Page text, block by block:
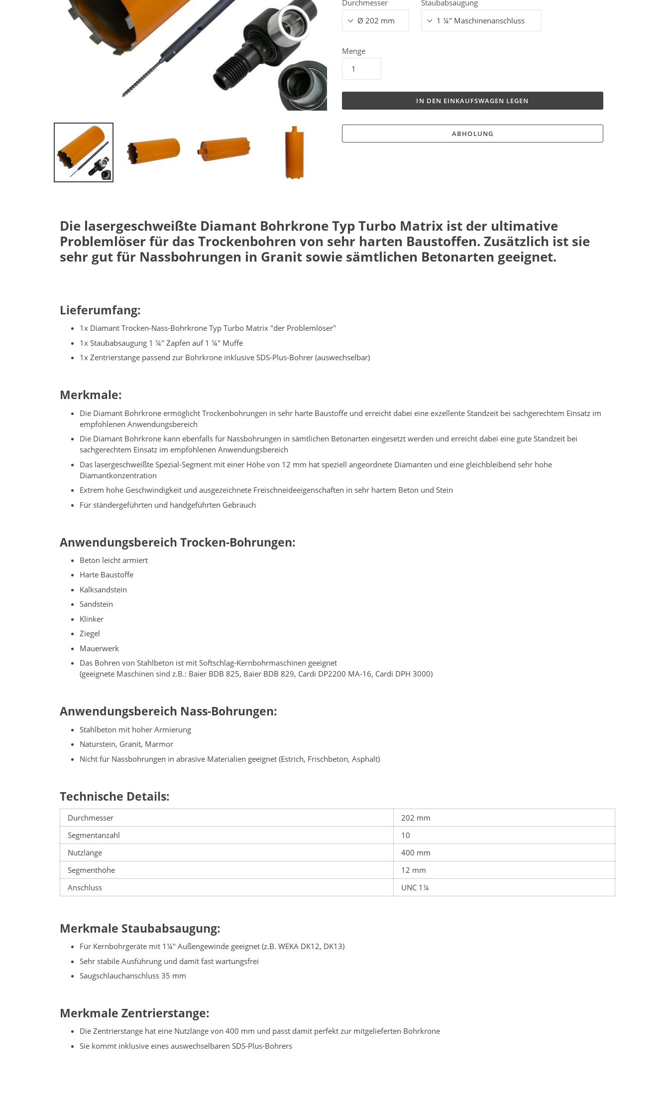
Durchmesser Staubabsaugung
Menge
IN DEN EINKAUFSWAGEN LEGEN
ABHOLUNG
Die lasergeschweißte Diamant Bohrkrone Typ Turbo Matrix ist der ultimative
Problemlöser für das Trockenbohren von sehr harten Baustoffen. Zusätzlich ist sie
sehr gut für Nassbohrungen in Granit sowie sämtlichen Betonarten geeignet.
Lieferumfang:
1x Diamant Trocken-Nass-Bohrkrone Typ Turbo Matrix "der Problemlöser"
1x Staubabsaugung 1 ¼" Zapfen auf 1 ¼" Muffe
1x Zentrierstange passend zur Bohrkrone inklusive SDS-Plus-Bohrer (auswechselbar)
Merkmale:
Die Diamant Bohrkrone ermöglicht Trockenbohrungen in sehr harte Baustoffe und erreicht dabei eine exzellente Standzeit bei sachgerechtem Einsatz im
empfohlenen Anwendungsbereich
Die Diamant Bohrkrone kann ebenfalls für Nassbohrungen in sämtlichen Betonarten eingesetzt werden und erreicht dabei eine gute Standzeit bei
sachgerechtem Einsatz im empfohlenen Anwendungsbereich
Das lasergeschweißte Spezial-Segment mit einer Höhe von 12 mm hat speziell angeordnete Diamanten und eine gleichbleibend sehr hohe
Diamantkonzentration
Extrem hohe Geschwindigkeit und ausgezeichnete Freischneideeigenschaften in sehr hartem Beton und Stein
Für ständergeführten und handgeführten Gebrauch
Anwendungsbereich Trocken-Bohrungen:
Beton leicht armiert
Harte Baustoffe
Kalksandstein
Sandstein
Klinker
Ziegel
Mauerwerk
Das Bohren von Stahlbeton ist mit Softschlag-Kernbohrmaschinen geeignet
(geeignete Maschinen sind z.B.: Baier BDB 825, Baier BDB 829, Cardi DP2200 MA-16, Cardi DPH 3000)
Anwendungsbereich Nass-Bohrungen:
Stahlbeton mit hoher Armierung
Naturstein, Granit, Marmor
Nicht für Nassbohrungen in abrasive Materialien geeignet (Estrich, Frischbeton, Asphalt)
Technische Details:
Durchmesser
202 mm
Segmentanzahl
10
Nutzlänge
400 mm
Segmenthöhe
12 mm
Anschluss
UNC 1¼
Merkmale Staubabsaugung:
Für Kernbohrgeräte mit 1¼" Außengewinde geeignet (z.B. WEKA DK12, DK13)
Sehr stabile Ausführung und damit fast wartungsfrei
Saugschlauchanschluss 35 mm
Merkmale Zentrierstange:
Die Zentrierstange hat eine Nutzlänge von 400 mm und passt damit perfekt zur mitgelieferten Bohrkrone
Sie kommt inklusive eines auswechselbaren SDS-Plus-Bohrers